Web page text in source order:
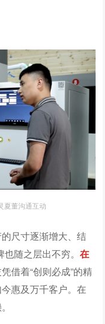
夏董沟通互动
尺寸逐渐增大、结
也随之层出不穷。在
借着“创则必成”的精
惠及万千客户。在